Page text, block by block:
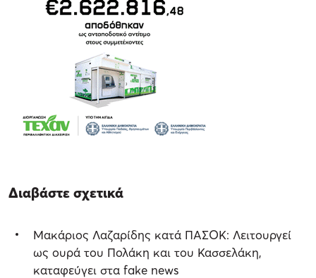
Διαβάστε σχετικά
Μακάριος Λαζαρίδης κατά ΠΑΣΟΚ: Λειτουργεί
ως ουρά του Πολάκη και του Κασσελάκη,
καταφεύγει στα fake news